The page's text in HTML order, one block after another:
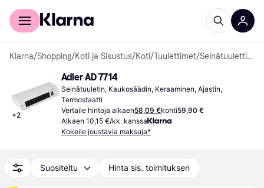
Kuluttajille
Klarna/Shopping/Koti ja Sisustus/Koti/Tuulettimet/ Seinätuulettimet
+2
Adler AD 7714
Seinätuuletin, Kaukosäädin, Keraaminen, Ajastin,
Termostaatti
Vertaile hintoja alkaen58,09 €kohti59,90 €
Alkaen 10,15 €/kk. kanssa
Kokeile joustavia maksuja*
Suositeltu Hinta sis. toimituksen